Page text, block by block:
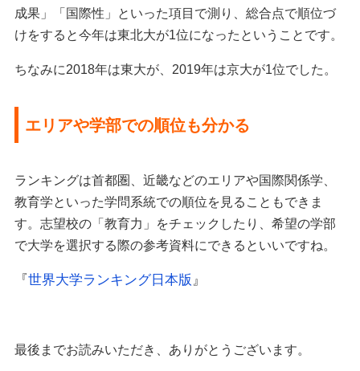
成果」「国際性」といった項目で測り、総合点で順位づ
けをすると今年は東北大が1位になったということです。
ちなみに2018年は東大が、2019年は京大が1位でした。
エリアや学部での順位も分かる
ランキングは首都圏、近畿などのエリアや国際関係学、
教育学といった学問系統での順位を見ることもできま
す。志望校の「教育力」をチェックしたり、希望の学部
で大学を選択する際の参考資料にできるといいですね。
『 世界大学ランキング日本版 』
最後までお読みいただき、ありがとうございます。